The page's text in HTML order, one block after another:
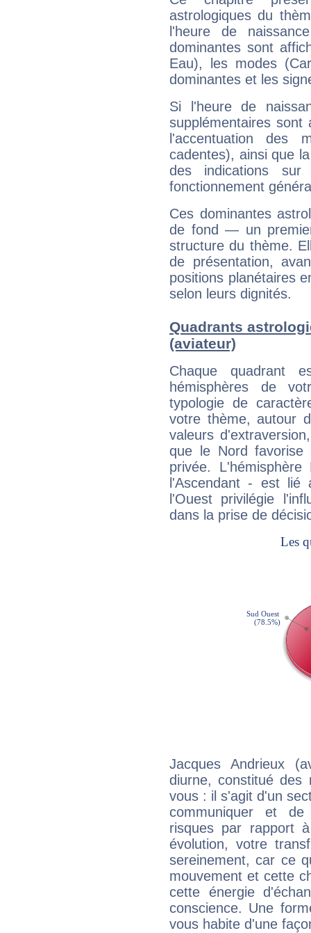
astrologiques du
l'heure de
dominantes sont
Eau), les modes
dominantes et les
Si l'heure de
supplémentaires sont
l'accentuation des
cadentes), ainsi que
des indications sur
fonctionnement
Ces dominantes
de fond — un
structure du thème.
de présentation,
positions planétaires
selon leurs dignités.
Quadrants
(aviateur)
Chaque quadrant
hémisphères de
typologie de
votre thème, autour
valeurs
que le Nord favorise
privée.
l'Ascendant - est
l'Ouest privilégie
dans la prise de
Jacques Andrieux
diurne, constitué
vous : il s'agit d'un
communiquer et
risques par rapport
évolution, votre
sereinement, car ce
mouvement et cette
cette énergie
conscience. Une
vous habite d'une